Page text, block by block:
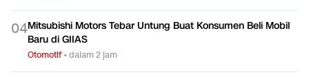
04Mitsubishi Motors Tebar Untung Buat Konsumen Beli Mobil
Baru di GIIAS
Otomotif•dalam 2 jam